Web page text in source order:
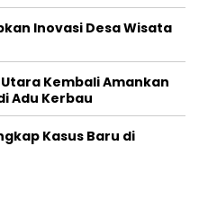
Inovasi Desa Wisata
Kembali Amankan
Adu Kerbau
Kasus Baru di